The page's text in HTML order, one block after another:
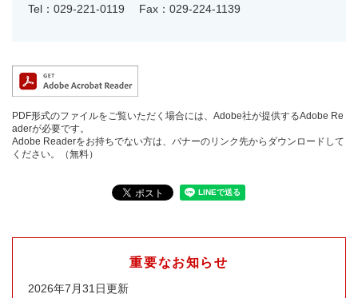
Tel：029-221-0119
Fax：029-224-1139
PDF形式のファイルをご覧いただく場合には、Adobe社が提供するAdobe Re
aderが必要です。
Adobe Readerをお持ちでない方は、バナーのリンク先からダウンロードして
ください。（無料）
重要なお知らせ
2026年7月31日更新